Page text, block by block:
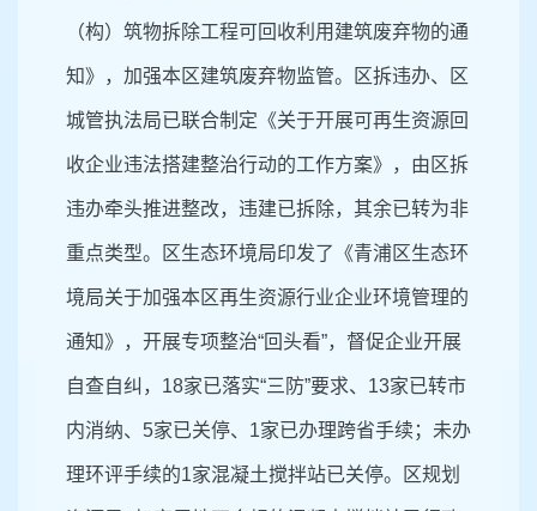
（构）筑物拆除工程可回收利用建筑废弃物的通
知》，加强本区建筑废弃物监管。区拆违办、区
城管执法局已联合制定《关于开展可再生资源回
收企业违法搭建整治行动的工作方案》，由区拆
违办牵头推进整改， 违建已拆除，其余已转为非
重点类型。 区生态环境局印发了《青浦区生态环
境局关于加强本区再生资源行业企业环境管理的
通知》，开展专项整治“回头看”，督促企业开展
自查自纠，18家已落实“三防”要求、13家已转市
内消纳、5家已关停、1家已办理跨省手续；未办
理环评手续的1家混凝土搅拌站已关停。区规划